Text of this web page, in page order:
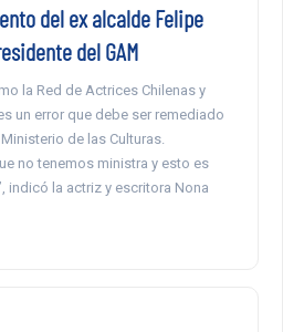
del ex alcalde Felipe
del GAM
la Red de Actrices Chilenas y
un error que debe ser remediado
de las Culturas.
no tenemos ministra y esto es
indicó la actriz y escritora Nona